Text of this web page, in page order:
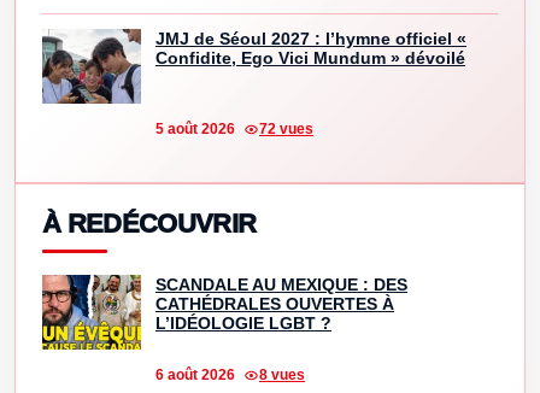
JMJ de Séoul 2027 : l’hymne officiel «
Confidite, Ego Vici Mundum » dévoilé
5 août 2026 72 vues
À REDÉCOUVRIR
SCANDALE AU MEXIQUE : DES
CATHÉDRALES OUVERTES À
L’IDÉOLOGIE LGBT ?
6 août 2026 8 vues